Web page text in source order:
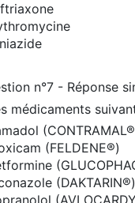
n°7 - Réponse
médicaments
(FELDENE®)
(DAKTARIN®)